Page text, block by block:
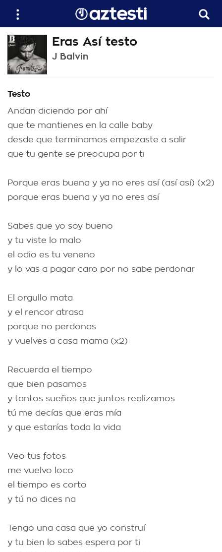
Eras Así testo
J Balvin
Testo
Andan diciendo por ahí
que te mantienes en la calle baby
desde que terminamos empezaste a salir
que tu gente se preocupa por ti
Porque eras buena y ya no eres así (así así) (x2)
porque eras buena y ya no eres así
Sabes que yo soy bueno
y tu viste lo malo
el odio es tu veneno
y lo vas a pagar caro por no sabe perdonar
El orgullo mata
y el rencor atrasa
porque no perdonas
y vuelves a casa mama (x2)
Recuerda el tiempo
que bien pasamos
y tantos sueños que juntos realizamos
tú me decías que eras mía
y que estarías toda la vida
Veo tus fotos
me vuelvo loco
el tiempo es corto
y tú no dices na
Tengo una casa que yo construí
y tu bien lo sabes espera por ti